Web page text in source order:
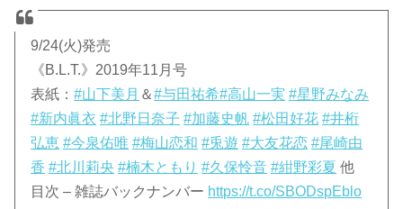
9/24(火)発売
《B.L.T.》2019年11月号
表紙：#山下美月 ＆#与田祐希#高山一実 #星野みなみ
#新内眞衣 #北野日奈子 #加藤史帆 #松田好花 #井桁
弘恵 #今泉佑唯 #梅山恋和 #兎遊 #大友花恋 #尾崎由
香 #北川莉央 #楠木ともり #久保怜音 #紺野彩夏 他
目次 – 雑誌バックナンバー https://t.co/SBODspEblo